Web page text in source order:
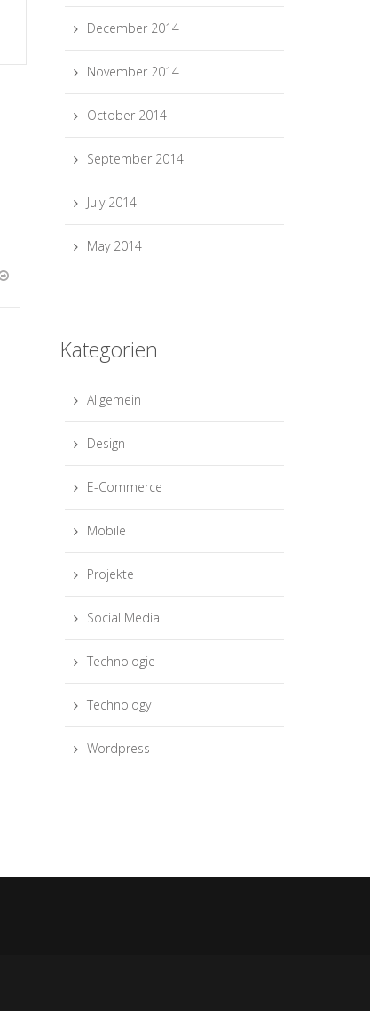
December 2014
November 2014
October 2014
September 2014
July 2014
May 2014
Kategorien
Allgemein
Design
E-Commerce
Mobile
Projekte
Social Media
Technologie
Technology
Wordpress